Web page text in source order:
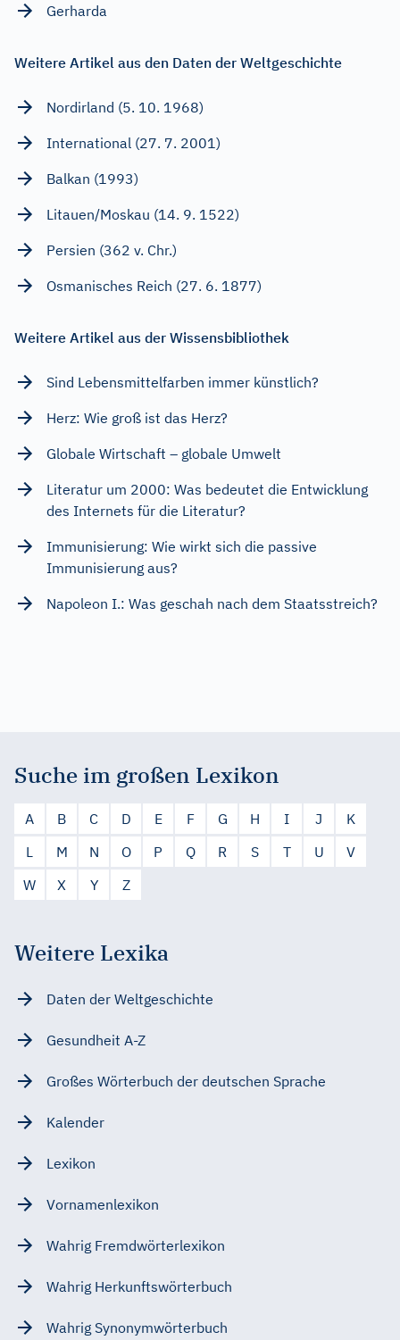
Gerharda
Weitere Artikel aus den Daten der Weltgeschichte
Nordirland (5. 10. 1968)
International (27. 7. 2001)
Balkan (1993)
Litauen/Moskau (14. 9. 1522)
Persien (362 v. Chr.)
Osmanisches Reich (27. 6. 1877)
Weitere Artikel aus der Wissensbibliothek
Sind Lebensmittelfarben immer künstlich?
Herz: Wie groß ist das Herz?
Globale Wirtschaft – globale Umwelt
Literatur um 2000: Was bedeutet die Entwicklung
des Internets für die Literatur?
Immunisierung: Wie wirkt sich die passive
Immunisierung aus?
Napoleon I.: Was geschah nach dem Staatsstreich?
Suche im großen Lexikon
A B C D E F G H I J
K
L
M N O P Q R S T U
V
W
X Y Z
Weitere Lexika
Daten der Weltgeschichte
Gesundheit A-Z
Großes Wörterbuch der deutschen Sprache
Kalender
Lexikon
Vornamenlexikon
Wahrig Fremdwörterlexikon
Wahrig Herkunftswörterbuch
Wahrig Synonymwörterbuch